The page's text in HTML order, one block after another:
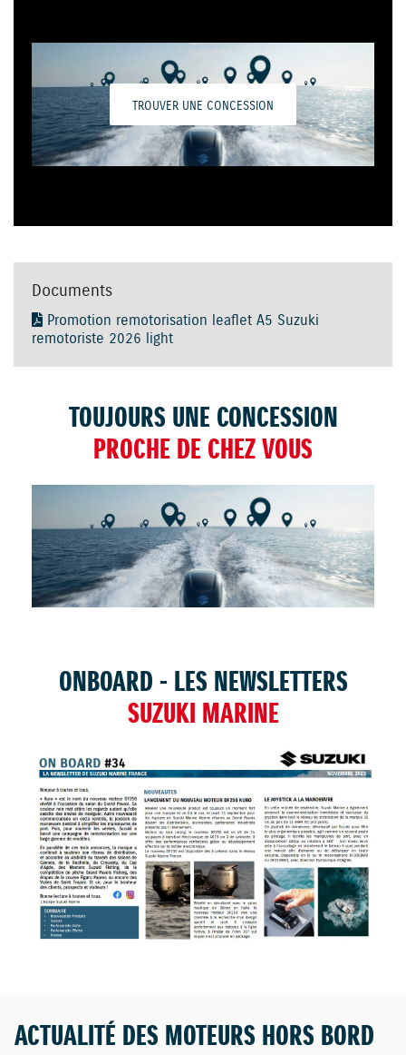
TROUVER UNE CONCESSION
Documents
Promotion remotorisation leaflet A5 Suzuki
remotoriste 2026 light
TOUJOURS UNE CONCESSION
PROCHE DE CHEZ VOUS
TROUVER UNE CONCESSION
ONBOARD - LES NEWSLETTERS
SUZUKI MARINE
ACTUALITÉ DES MOTEURS HORS BORD